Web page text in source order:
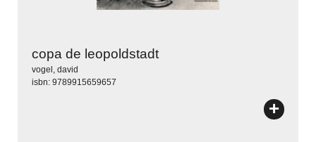
copa de leopoldstadt
vogel, david
isbn: 9789915659657
+